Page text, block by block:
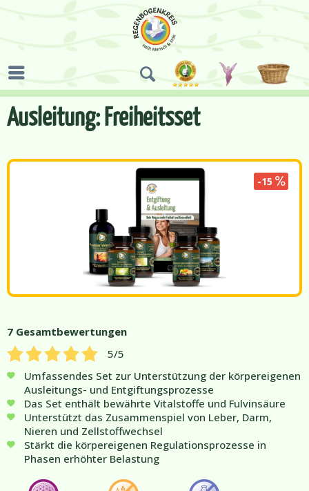
Ausleitung: Freiheitsset
-15
7 Gesamtbewertungen
5/5
Umfassendes Set zur Unterstützung der körpereigenen
Ausleitungs- und Entgiftungsprozesse
Das Set enthält bewährte Vitalstoffe und Fulvinsäure
Unterstützt das Zusammenspiel von Leber, Darm,
Nieren und Zellstoffwechsel
Stärkt die körpereigenen Regulationsprozesse in
Phasen erhöhter Belastung